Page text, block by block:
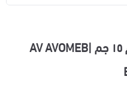
أفالون أفوميب اكسترا مرهم ١٥ جم |AV AVOMEB